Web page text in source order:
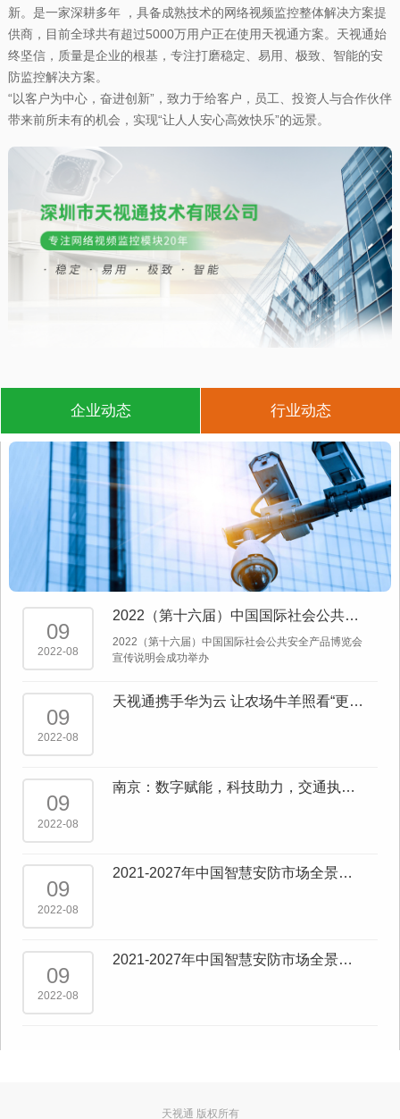
新。是一家深耕多年 ，具备成熟技术的网络视频监控整体解决方案提
供商，目前全球共有超过5000万用户正在使用天视通方案。天视通始
终坚信，质量是企业的根基，专注打磨稳定、易用、极致、智能的安
防监控解决方案。
“以客户为中心，奋进创新”，致力于给客户，员工、投资人与合作伙伴
带来前所未有的机会，实现“让人人安心高效快乐”的远景。
企业动态 行业动态
09
2022-08
2022（第十六届）中国国际社会公共安
全产品博览会宣传说明会成功举办
2022（第十六届）中国国际社会公共安全产品博览会
宣传说明会成功举办
09
2022-08
天视通携手华为云 让农场牛羊照看“更有
09
2022-08
南京：数字赋能，科技助力，交通执
09
2022-08
2021-2027年中国智慧安防市场全景调
09
2022-08
2021-2027年中国智慧安防市场全景调
天视通 版权所有